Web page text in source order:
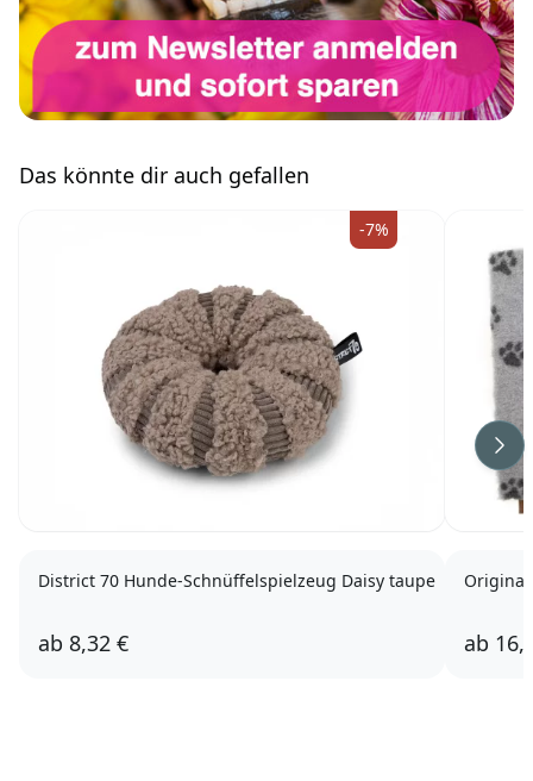
Das könnte dir auch gefallen
-7%
District 70 Hunde-Schnüffelspielzeug Daisy taupe
ab 8,32 €
Original
ab